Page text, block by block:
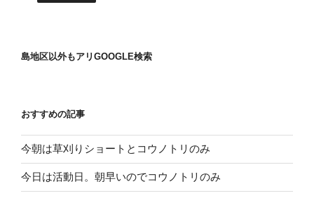
島地区以外もアリGOOGLE検索
おすすめの記事
今朝は草刈りショートとコウノトリのみ
今日は活動日。朝早いのでコウノトリのみ